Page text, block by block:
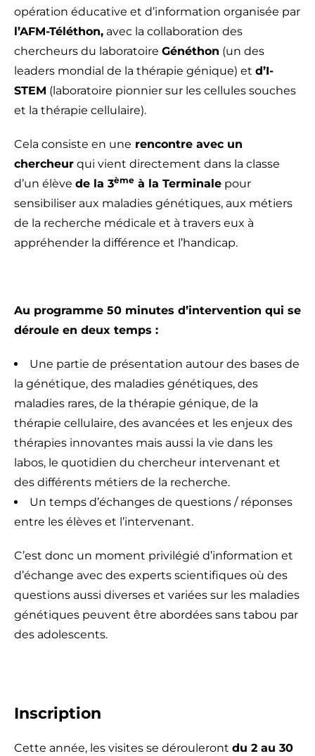
opération éducative et d’information organisée par
l’AFM-Téléthon, avec la collaboration des
chercheurs du laboratoire Généthon (un des
leaders mondial de la thérapie génique) et d’I-
STEM (laboratoire pionnier sur les cellules souches
et la thérapie cellulaire).
Cela consiste en une rencontre avec un
chercheur qui vient directement dans la classe
d’un élève de la 3ème à la Terminale pour
sensibiliser aux maladies génétiques, aux métiers
de la recherche médicale et à travers eux à
appréhender la différence et l’handicap.
Au programme 50 minutes d’intervention qui se
déroule en deux temps :
Une partie de présentation autour des bases de
la génétique, des maladies génétiques, des
maladies rares, de la thérapie génique, de la
thérapie cellulaire, des avancées et les enjeux des
thérapies innovantes mais aussi la vie dans les
labos, le quotidien du chercheur intervenant et
des différents métiers de la recherche.
Un temps d’échanges de questions / réponses
entre les élèves et l’intervenant.
C’est donc un moment privilégié d’information et
d’échange avec des experts scientifiques où des
questions aussi diverses et variées sur les maladies
génétiques peuvent être abordées sans tabou par
des adolescents.
Inscription
Cette année, les visites se dérouleront du 2 au 30